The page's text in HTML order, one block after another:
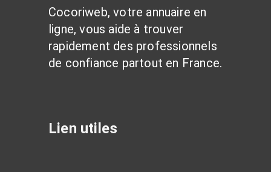
Cocoriweb, votre annuaire en
ligne, vous aide à trouver
rapidement des professionnels
de confiance partout en France.
Lien utiles